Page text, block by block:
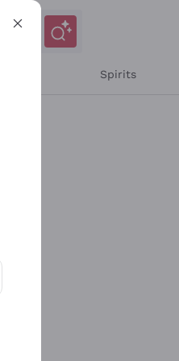
Spirits